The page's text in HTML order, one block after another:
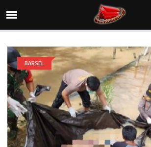
BARSEL